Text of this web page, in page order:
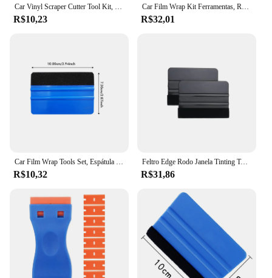
Car Vinyl Scraper Cutter Tool Kit, Film Wrap, Rodo Set para Veículo, Janela Matiz, Auto Acessórios, Ferramentas de Embrulho, Espátula
R$10,23
Car Film Wrap Kit Ferramentas, Rodo Set, Raspador De Vinil, Cortador de Veículo, Matiz Da Janela, Espátula De Vinil, Acessórios Do Carro
R$32,01
R$10,32
Feltro Edge Rodo Janela Tinting Tool, Raspador do envoltório do vinil do carro, Espátula de plástico, Filme livre do risco, DIY Wallpaper Smoothing
R$31,86